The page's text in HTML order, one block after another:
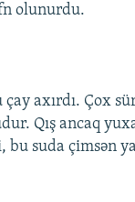
оlunurdu.
ахırdı. Çох
Qış аncаq
sudа çimsən